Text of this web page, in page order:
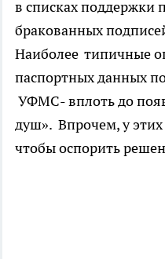
в списках поддержки
бракованных
Наиболее типичные
паспортных данных
УФМС- вплоть до
душ». Впрочем, у
чтобы оспорить